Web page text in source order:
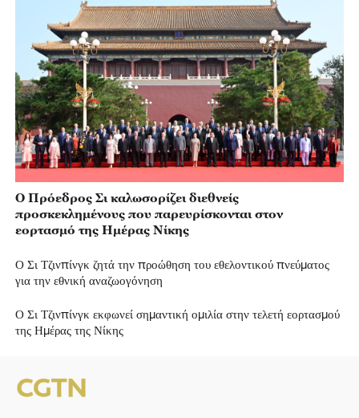
Ο Πρόεδρος Σι καλωσορίζει διεθνείς
προσκεκλημένους που παρευρίσκονται στον
εορτασμό της Ημέρας Νίκης
Ο Σι Τζινπίνγκ ζητά την προώθηση του εθελοντικού πνεύματος
για την εθνική αναζωογόνηση
Ο Σι Τζινπίνγκ εκφωνεί σημαντική ομιλία στην τελετή εορτασμού
της Ημέρας της Νίκης